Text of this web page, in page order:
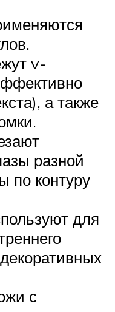
v-
а также
разной
по контуру
для
с